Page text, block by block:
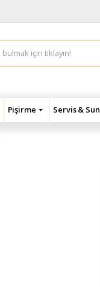
Pişirme Servis &